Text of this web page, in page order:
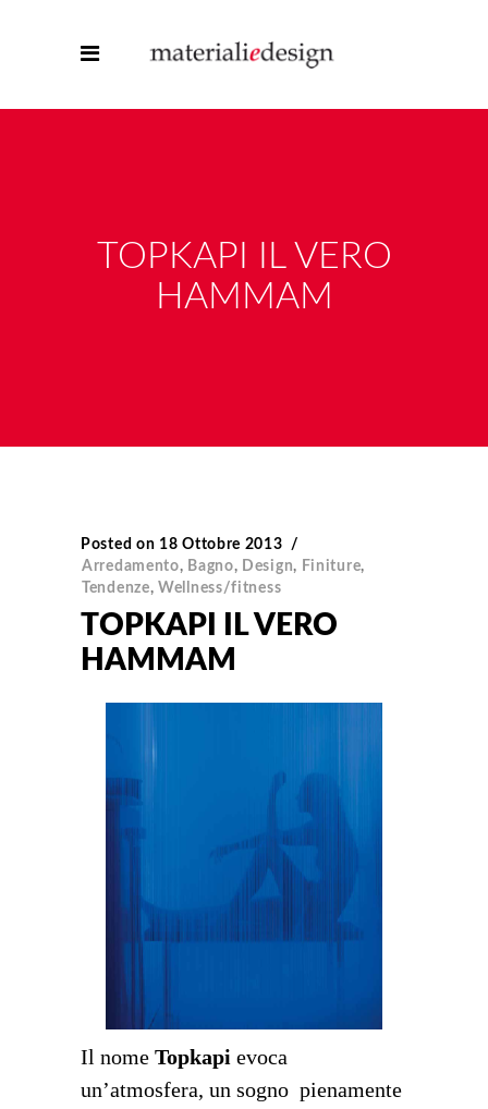
TOPKAPI IL VERO
HAMMAM
Posted on 18 Ottobre 2013
Arredamento, Bagno, Design, Finiture,
Tendenze, Wellness/fitness
TOPKAPI IL VERO
HAMMAM
Il nome Topkapi evoca
un’atmosfera, un sogno pienamente